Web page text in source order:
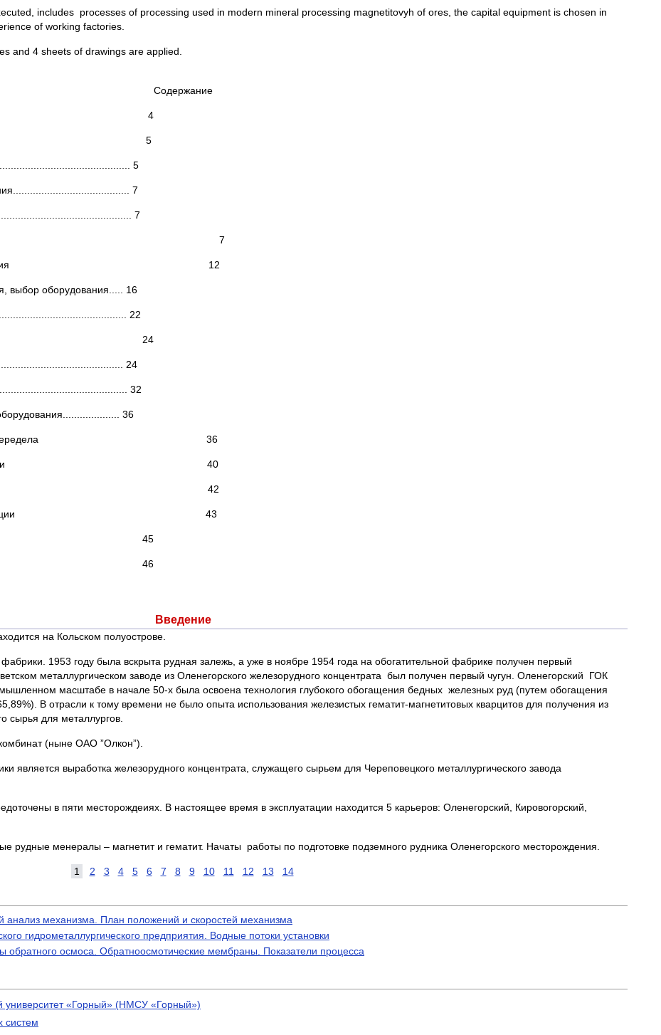
includes processes of processing used in modern mineral processing magnetitovyh of ores, the capital equipment is chosen in
of working factories.
and 4 sheets of drawings are applied.
Содержание
4
5
7
7
дробления 7
дробления 12
выбор оборудования..... 16
22
24
32
36
передела 36
для классификации 40
для сгущения 42
магнитной сепарации 43
45
Введение
на Кольском полуострове.
фабрики. 1953 году была вскрыта рудная залежь, а уже в ноябре 1954 года на обогатительной фабрике получен первый
металлургическом заводе из Оленегорского железорудного концентрата был получен первый чугун. Оленегорский ГОК
масштабе в начале 50-х была освоена технология глубокого обогащения бедных железных руд (путем обогащения
В отрасли к тому времени не было опыта использования железистых гематит-магнетитовых кварцитов для получения из
сырья для металлургов.
(ныне ОАО ”Олкон”).
является выработка железорудного концентрата, служащего сырьем для Череповецкого металлургического завода
в пяти месторождеиях. В настоящее время в эксплуатации находится 5 карьеров: Оленегорский, Кировогорский,
рудные менералы – магнетит и гематит. Начаты работы по подготовке подземного рудника Оленегорского месторождения.
1 2 3 4 5 6 7 8 9 10 11 12 13 14
анализ механизма. План положений и скоростей механизма
гидрометаллургического предприятия. Водные потоки установки
осмоса. Обратноосмотические мембраны. Показатели процесса
«Горный» (НМСУ «Горный»)
систем